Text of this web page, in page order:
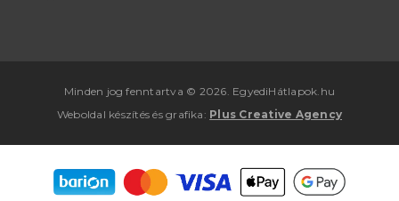
Minden jog fenntartva © 2026. EgyediHátlapok.hu
Weboldal készítés ésgrafika : Plus Creative Agency